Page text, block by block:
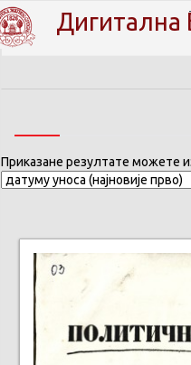
Приказане резултате можете